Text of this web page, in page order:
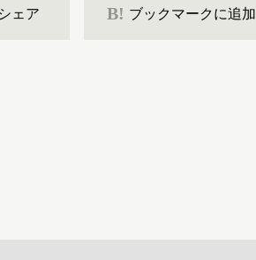
ェア B! ブックマークに追加